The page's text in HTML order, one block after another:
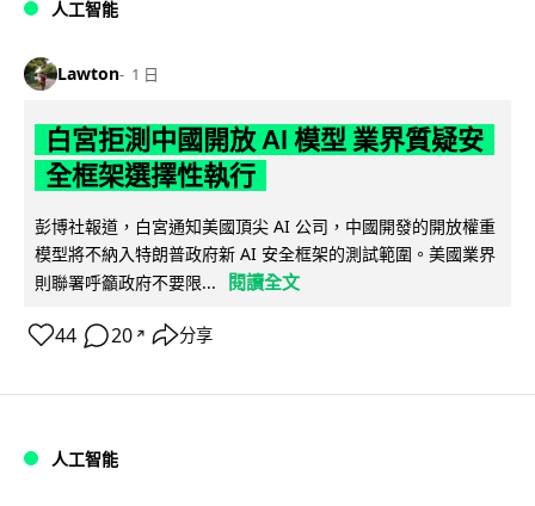
人工智能
Lawton 1 日
白宮拒測中國開放 AI 模型 業界質疑安
全框架選擇性執行
彭博社報道，白宮通知美國頂尖 AI 公司，中國開發的開放權重
模型將不納入特朗普政府新 AI 安全框架的測試範圍。美國業界
則聯署呼籲政府不要限...
閱讀全文
44 20 ↗ 分享
人工智能